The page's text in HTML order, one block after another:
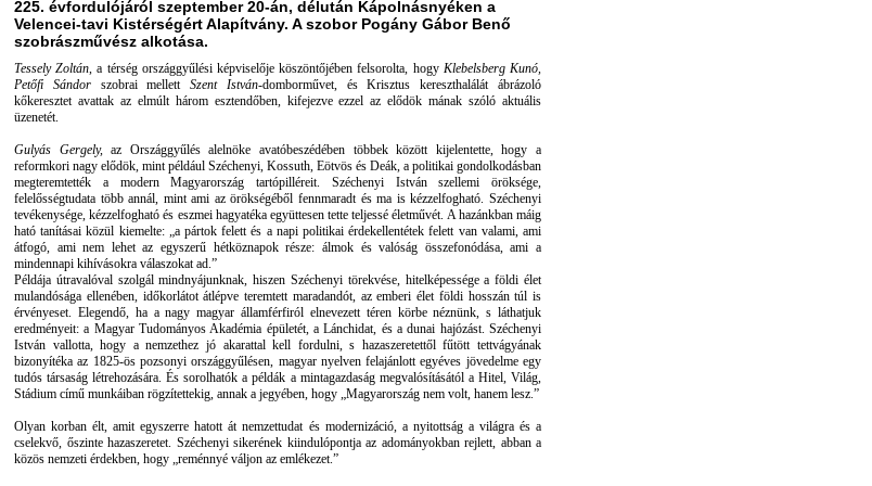
225. évfordulójáról szeptember 20-án, délután Kápolnásnyéken a
Velencei-tavi Kistérségért Alapítvány. A szobor Pogány Gábor Benő
szobrászművész alkotása.
Tessely Zoltán, a térség országgyűlési képviselője köszöntőjében felsorolta, hogy Klebelsberg Kunó,
Petőfi Sándorszobrai mellettSzent István-domborművet, és Krisztus kereszthalálát ábrázoló
kőkeresztet avattak az elmúlt három esztendőben, kifejezve ezzel az elődök mának szóló aktuális
üzenetét.
Gulyás Gergely,az Országgyűlés alelnöke avatóbeszédében többek között kijelentette, hogy a
reformkori nagy elődök, mint például Széchenyi, Kossuth, Eötvös és Deák, a politikai gondolkodásban
megteremtették a modern Magyarország tartópilléreit. Széchenyi István szellemi öröksége,
felelősségtudata több annál, mint ami az örökségéből fennmaradt és ma is kézzelfogható. Széchenyi
tevékenysége, kézzelfogható és eszmei hagyatéka együttesen tette teljessé életművét. A hazánkban máig
ható tanításai közül kiemelte: „a pártok felett és a napi politikai érdekellentétek felett van valami, ami
átfogó, ami nem lehet az egyszerű hétköznapok része: álmok és valóság összefonódása, ami a
mindennapi kihívásokra válaszokat ad.”
Példája útravalóval szolgál mindnyájunknak, hiszen Széchenyi törekvése, hitelképessége a földi élet
mulandósága ellenében, időkorlátot átlépve teremtett maradandót, az emberi élet földi hosszán túl is
érvényeset. Elegendő, ha a nagy magyar államférfiról elnevezett téren körbe néznünk, s láthatjuk
eredményeit: a Magyar Tudományos Akadémia épületét, a Lánchidat, és a dunai hajózást. Széchenyi
István vallotta, hogy a nemzethez jó akarattal kell fordulni, s hazaszeretettől fűtött tettvágyának
bizonyítéka az 1825-ös pozsonyi országgyűlésen, magyar nyelven felajánlott egyéves jövedelme egy
tudós társaság létrehozására. És sorolhatók a példák a mintagazdaság megvalósításától a Hitel, Világ,
Stádium című munkáiban rögzítettekig, annak a jegyében, hogy „Magyarország nem volt, hanem lesz.”
Olyan korban élt, amit egyszerre hatott át nemzettudat és modernizáció, a nyitottság a világra és a
cselekvő, őszinte hazaszeretet. Széchenyi sikerének kiindulópontja az adományokban rejlett, abban a
közös nemzeti érdekben, hogy „reménnyé váljon az emlékezet.”